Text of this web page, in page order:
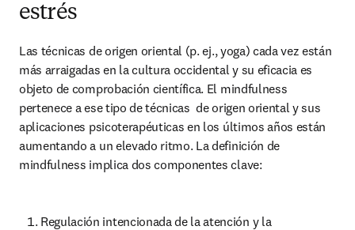
estrés
Las técnicas de origen oriental (p. ej., yoga) cada vez están
más arraigadas en la cultura occidental y su eficacia es
objeto de comprobación científica. El mindfulness
pertenece a ese tipo de técnicas  de origen oriental y sus
aplicaciones psicoterapéuticas en los últimos años están
aumentando a un elevado ritmo. La definición de
mindfulness implica dos componentes clave:
Regulación intencionada de la atención y la